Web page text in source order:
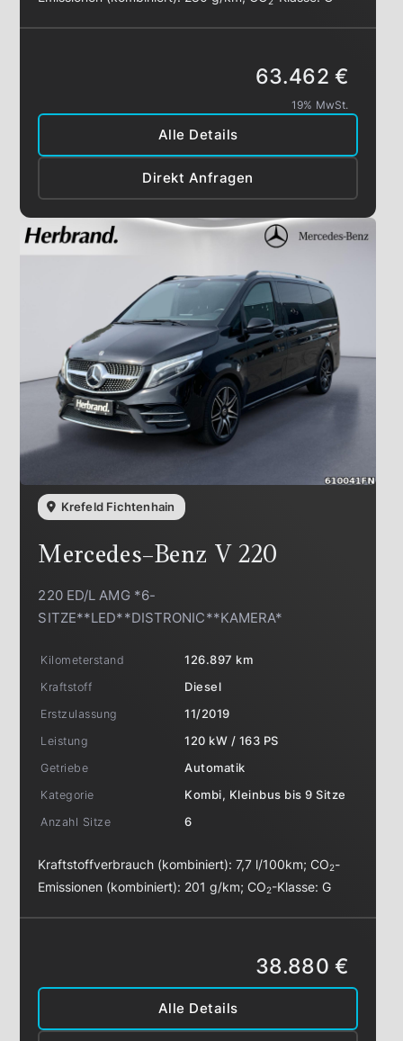
Alle Details
Direkt Anfragen
63.462 €
19% MwSt.
Krefeld Fichtenhain
Mercedes-Benz V 220
220 ED/L AMG *6-
SITZE**LED**DISTRONIC**KAMERA*
Kilometerstand
126.897 km
Kraftstoff
Diesel
Erstzulassung
11/2019
Leistung
120 kW / 163 PS
Getriebe
Automatik
Kategorie
Kombi, Kleinbus bis 9 Sitze
Anzahl Sitze
6
Kraftstoffverbrauch (kombiniert):7,7 l/100km;CO2-
Emissionen (kombiniert): 201 g/km;CO2-Klasse:G
Alle Details
38.880 €